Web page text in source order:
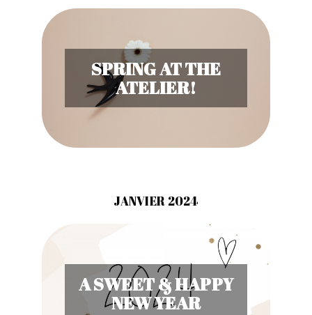
SPRING AT THE
ATELIER!
JANVIER 2024
A SWEET & HAPPY
NEW YEAR